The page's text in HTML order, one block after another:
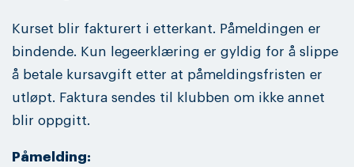
Kurset blir fakturert i etterkant. Påmeldingen er
bindende. Kun legeerklæring er gyldig for å slippe
å betale kursavgift etter at påmeldingsfristen er
utløpt. Faktura sendes til klubben om ikke annet
blir oppgitt.
Påmelding: